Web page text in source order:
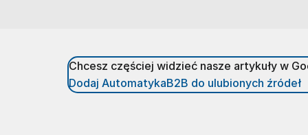
Chcesz częściej widzieć nasze artykuły w
Dodaj AutomatykaB2B do ulubionych źródeł